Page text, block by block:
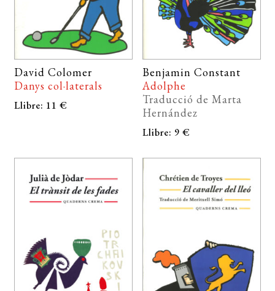
David Colomer
Danys col·laterals
Llibre: 11 €
Benjamin Constant
Adolphe
Traducció de Marta
Hernández
Llibre: 9 €